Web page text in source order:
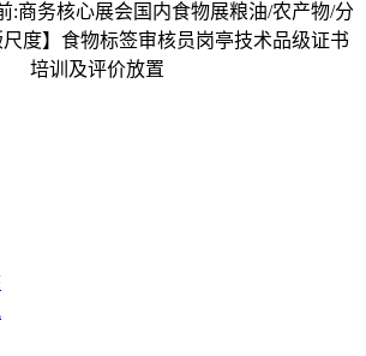
:商务核心展会国内食物展粮油/农产物/分
度】食物标签审核员岗亭技术品级证书
培训及评价放置